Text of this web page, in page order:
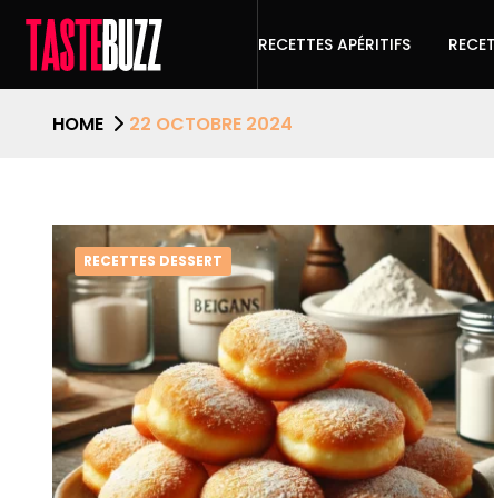
RECETTES APÉRITIFS
HOME 22 OCTOBRE 2024
RECETTES DESSERT